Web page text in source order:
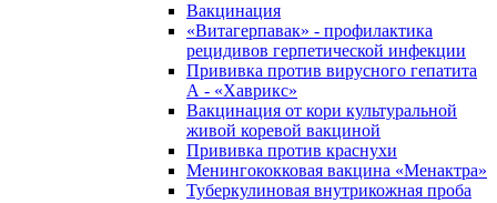
Вакцинация
«Витагерпавак» - профилактика
рецидивов герпетической инфекции
Прививка против вирусного гепатита
А - «Хаврикс»
Вакцинация от кори культуральной
живой коревой вакциной
Прививка против краснухи
Менингококковая вакцина «Менактра»
Туберкулиновая внутрикожная проба